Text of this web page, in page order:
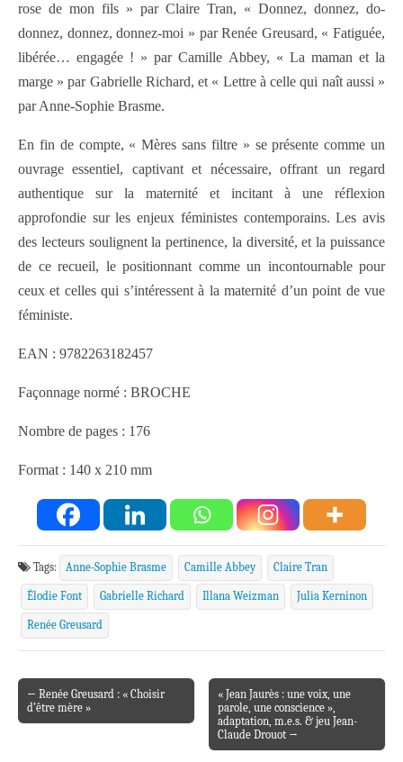
rose de mon fils » par Claire Tran, « Donnez, donnez, do-
donnez, donnez, donnez-moi » par Renée Greusard, « Fatiguée,
libérée… engagée ! » par Camille Abbey, « La maman et la
marge » par Gabrielle Richard, et « Lettre à celle qui naît aussi »
par Anne-Sophie Brasme.
En fin de compte, « Mères sans filtre » se présente comme un
ouvrage essentiel, captivant et nécessaire, offrant un regard
authentique sur la maternité et incitant à une réflexion
approfondie sur les enjeux féministes contemporains. Les avis
des lecteurs soulignent la pertinence, la diversité, et la puissance
de ce recueil, le positionnant comme un incontournable pour
ceux et celles qui s’intéressent à la maternité d’un point de vue
féministe.
EAN : 9782263182457
Façonnage normé : BROCHE
Nombre de pages : 176
Format : 140 x 210 mm
Tags: Anne-Sophie Brasme Camille Abbey Claire Tran
Élodie Font Gabrielle Richard Illana Weizman Julia Kerninon
Renée Greusard
Post navigation
← Renée Greusard : « Choisir
d’être mère »
« Jean Jaurès : une voix, une
parole, une conscience »,
adaptation, m.e.s. & jeu Jean-
Claude Drouot →